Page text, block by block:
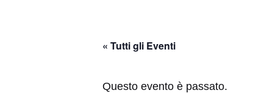
« Tutti gli Eventi
Questo evento è passato.